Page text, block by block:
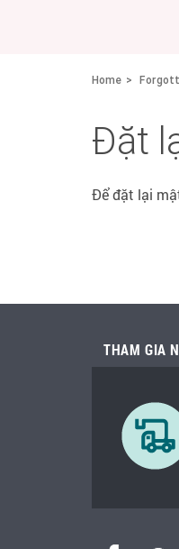
Home
Đặt
Để đặt lại
THAM GIA